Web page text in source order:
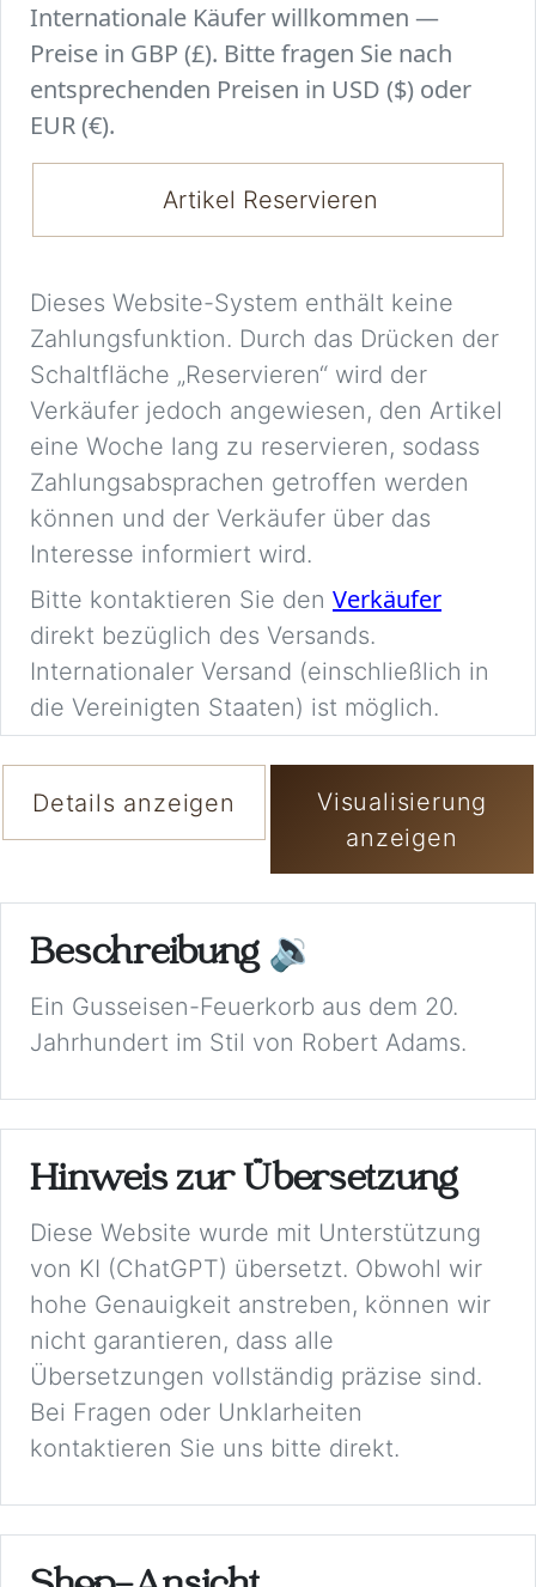
Internationale Käufer willkommen —
Preise in GBP (£). Bitte fragen Sie nach
entsprechenden Preisen in USD ($) oder
EUR (€).
Artikel Reservieren
Dieses Website-System enthält keine
Zahlungsfunktion. Durch das Drücken der
Schaltfläche „Reservieren“ wird der
Verkäufer jedoch angewiesen, den Artikel
eine Woche lang zu reservieren, sodass
Zahlungsabsprachen getroffen werden
können und der Verkäufer über das
Interesse informiert wird.
Bitte kontaktieren Sie den Verkäufer
direkt bezüglich des Versands.
Internationaler Versand (einschließlich in
die Vereinigten Staaten) ist möglich.
Details anzeigen
Visualisierung
anzeigen
Beschreibung 🔉
Ein Gusseisen-Feuerkorb aus dem 20.
Jahrhundert im Stil von Robert Adams.
Hinweis zur Übersetzung
Diese Website wurde mit Unterstützung
von KI (ChatGPT) übersetzt. Obwohl wir
hohe Genauigkeit anstreben, können wir
nicht garantieren, dass alle
Übersetzungen vollständig präzise sind.
Bei Fragen oder Unklarheiten
kontaktieren Sie uns bitte direkt.